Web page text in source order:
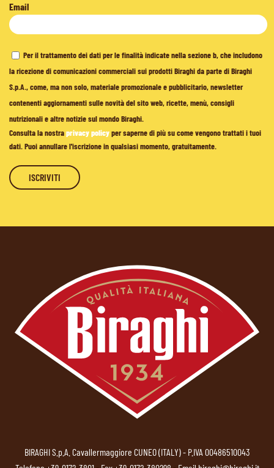
Email
Per il trattamento dei dati per le finalità indicate nella sezione b, che includono
la ricezione di comunicazioni commerciali sui prodotti Biraghi da parte di Biraghi
S.p.A., come, ma non solo, materiale promozionale e pubblicitario, newsletter
contenenti aggiornamenti sulle novità del sito web, ricette, menù, consigli
nutrizionali e altre notizie sul mondo Biraghi.
Consulta la nostraprivacy policyper saperne di più su come vengono trattati i tuoi
dati. Puoi annullare l'iscrizione in qualsiasi momento, gratuitamente.
BIRAGHI S.p.A. Cavallermaggiore CUNEO (ITALY) - P.IVA 00486510043